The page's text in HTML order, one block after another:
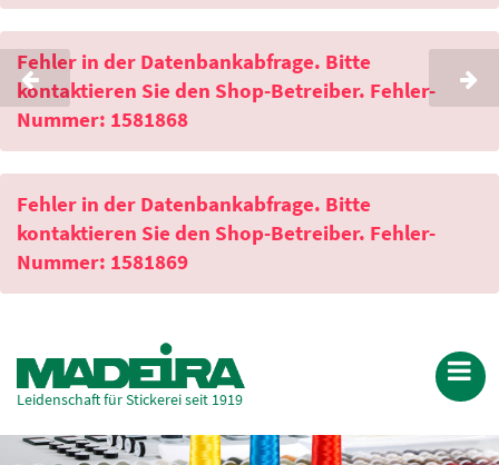
Fehler in der Datenbankabfrage. Bitte
kontaktieren Sie den Shop-Betreiber. Fehler-
Nummer: 1581868
Fehler in der Datenbankabfrage. Bitte
kontaktieren Sie den Shop-Betreiber. Fehler-
Nummer: 1581869
Leidenschaft für Stickerei seit 1919